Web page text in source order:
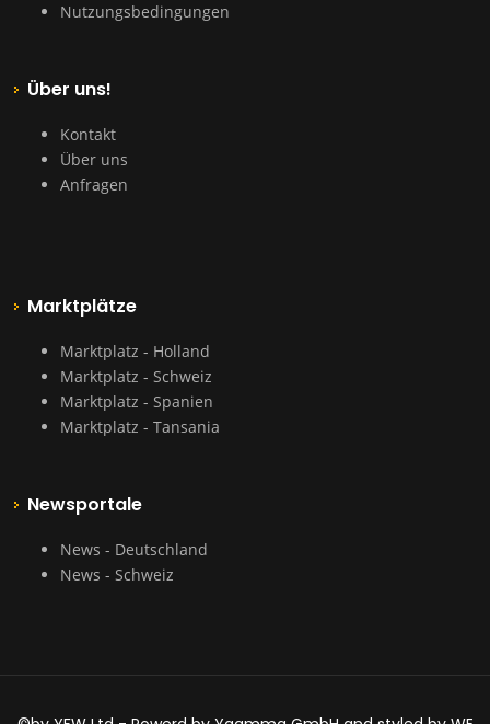
Nutzungsbedingungen
Über uns!
Kontakt
Über uns
Anfragen
Marktplätze
Marktplatz - Holland
Marktplatz - Schweiz
Marktplatz - Spanien
Marktplatz - Tansania
Newsportale
News - Deutschland
News - Schweiz